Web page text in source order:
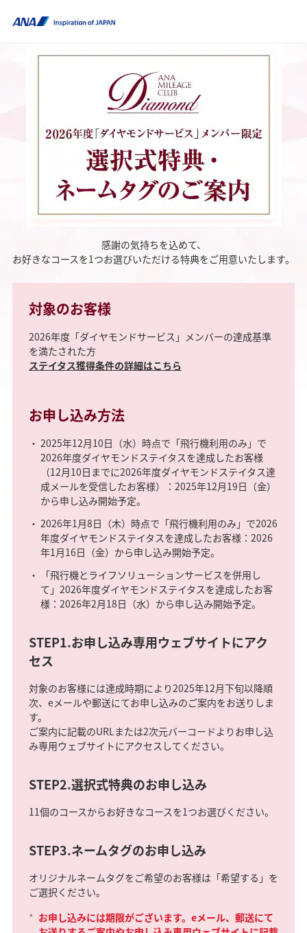
感謝の気持ちを込めて、
お好きなコースを1つお選びいただける特典をご用意いたします。
対象のお客様
2026年度「ダイヤモンドサービス」メンバーの達成基準
を満たされた方
ステイタス獲得条件の詳細はこちら
お申し込み方法
2025年12月10日（水）時点で「飛行機利用のみ」で
2026年度ダイヤモンドステイタスを達成したお客様
（12月10日までに2026年度ダイヤモンドステイタス達
成メールを受信したお客様）：2025年12月19日（金）
から申し込み開始予定。
2026年1月8日（木）時点で「飛行機利用のみ」で2026
年度ダイヤモンドステイタスを達成したお客様：2026
年1月16日（金）から申し込み開始予定。
「飛行機とライフソリューションサービスを併用し
て」2026年度ダイヤモンドステイタスを達成したお客
様：2026年2月18日（水）から申し込み開始予定。
STEP1.お申し込み専用ウェブサイトにアク
セス
対象のお客様には達成時期により2025年12月下旬以降順
次、eメールや郵送にてお申し込みのご案内をお送りしま
す。
ご案内に記載のURLまたは2次元バーコードよりお申し込
み専用ウェブサイトにアクセスしてください。
STEP2.選択式特典のお申し込み
11個のコースからお好きなコースを1つお選びください。
STEP3.ネームタグのお申し込み
オリジナルネームタグをご希望のお客様は「希望する」を
ご選択ください。
* お申し込みには期限がございます。eメール、郵送にて